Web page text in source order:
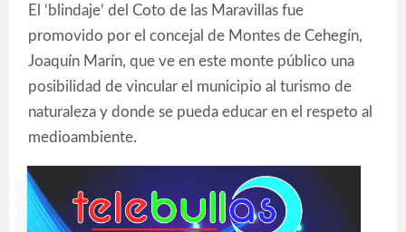
El ‘blindaje’ del Coto de las Maravillas fue
promovido por el concejal de Montes de Cehegín,
Joaquín Marín, que ve en este monte público una
posibilidad de vincular el municipio al turismo de
naturaleza y donde se pueda educar en el respeto al
medioambiente.